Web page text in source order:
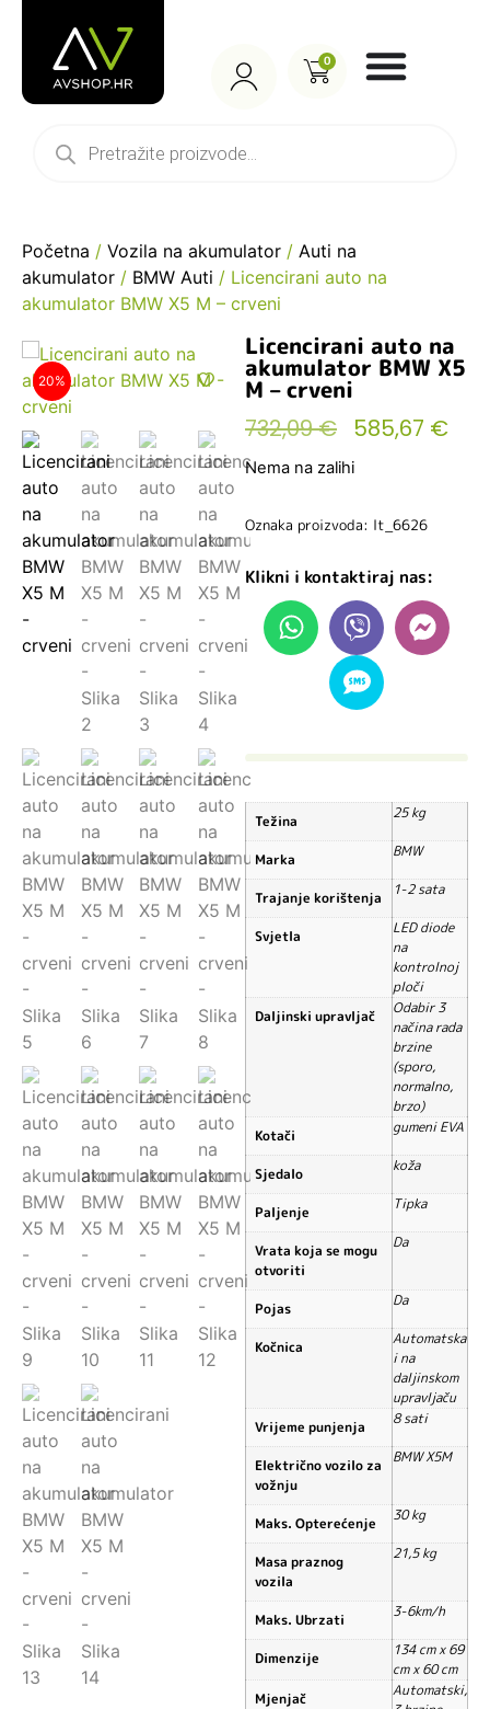
0
Početna / Vozila na akumulator / Auti na
akumulator / BMW Auti / Licencirani auto na
akumulator BMW X5 M – crveni
20%
Licencirani auto na
akumulator BMW X5
M – crveni
732,09€ 585,67 €
Nema na zalihi
Oznaka proizvoda: lt_6626
Klikni i kontaktiraj nas:
Težina 25 kg
Marka BMW
Trajanje korištenja 1-2 sata
Svjetla
LED diode
na
kontrolnoj
ploči
Daljinski upravljač
Odabir 3
načina rada
brzine
(sporo,
normalno,
brzo)
Kotači
gumeni EVA
Sjedalo koža
Paljenje Tipka
Vrata koja se mogu
otvoriti
Da
Pojas Da
Kočnica
Automatska
i na
daljinskom
upravljaču
Vrijeme punjenja
8 sati
Električno vozilo za
vožnju
BMW X5M
Maks. Opterećenje 30 kg
Masa praznog
vozila
21,5 kg
Maks. Ubrzati 3-6km/h
Dimenzije
134 cm x 69
cm x 60 cm
Mjenjač
Automatski,